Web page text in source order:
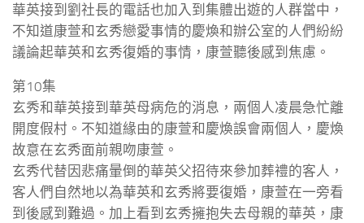
華英接到劉社長的電話也加入到集體出遊的人群當中，
不知道康萱和玄秀戀愛事情的慶煥和辦公室的人們紛紛
議論起華英和玄秀復婚的事情，康萱聽後感到焦慮。
第10集
玄秀和華英接到華英母病危的消息，兩個人凌晨急忙離
開度假村。不知道緣由的康萱和慶煥誤會兩個人，慶煥
故意在玄秀面前親吻康萱。
玄秀代替因悲痛暈倒的華英父招待來參加葬禮的客人，
客人們自然地以為華英和玄秀將要復婚，康萱在一旁看
到後感到難過。加上看到玄秀擁抱失去母親的華英，康